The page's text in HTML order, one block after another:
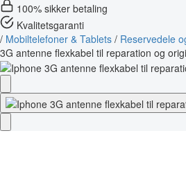
100% sikker betaling
Kvalitetsgaranti
/ Mobiltelefoner & Tablets / Reservedele
3G antenne flexkabel til reparation og